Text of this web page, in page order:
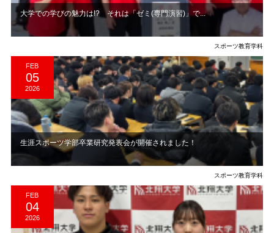
大学での学びの魅力は!? それは「ゼミ(専門演習)」で...
スポーツ教育学科
FEB
05
2026
生涯スポーツ学部卒業研究発表会が開催されました！
スポーツ教育学科
FEB
04
2026